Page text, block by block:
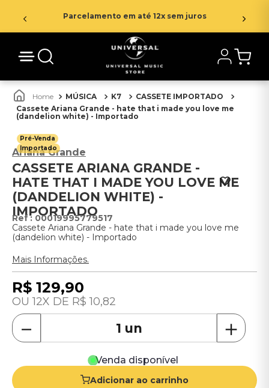
Parcelamento em até 12x sem juros
MÚSICA K7
CASSETE IMPORTADO
Cassete Ariana Grande - hate that i made you love me
(dandelion white) - Importado
Pré-Venda
Importado
Ariana Grande
CASSETE ARIANA GRANDE -
HATE THAT I MADE YOU LOVE ME
(DANDELION WHITE) -
IMPORTADO
: 00019995779517
Cassete Ariana Grande - hate that i made you love me
(dandelion white) - Importado
Mais Informações.
R$ 129,90
12 R$ 10,82
＋
－
Venda disponível
Adicionar ao carrinho